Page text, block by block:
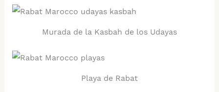
Murada de la Kasbah de los Udayas
Playa de Rabat